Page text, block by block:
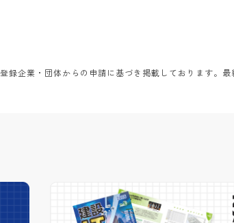
録企業・団体からの申請に基づき掲載しております。最